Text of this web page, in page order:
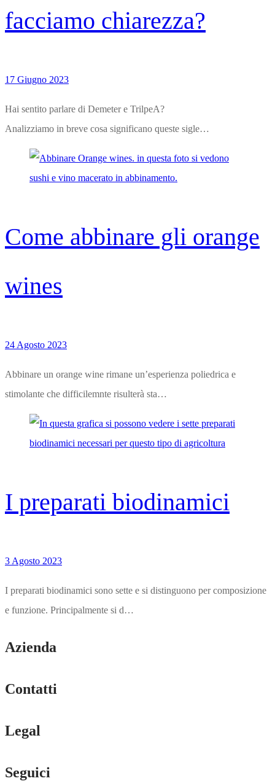
facciamo chiarezza?
17 Giugno 2023
Hai sentito parlare di Demeter e TrilpeA?
Analizziamo in breve cosa significano queste sigle…
Come abbinare gli orange
wines
24 Agosto 2023
Abbinare un orange wine rimane un’esperienza poliedrica e
stimolante che difficilemnte risulterà sta…
I preparati biodinamici
3 Agosto 2023
I preparati biodinamici sono sette e si distinguono per composizione
e funzione. Principalmente si d…
Azienda
Contatti
Legal
Seguici